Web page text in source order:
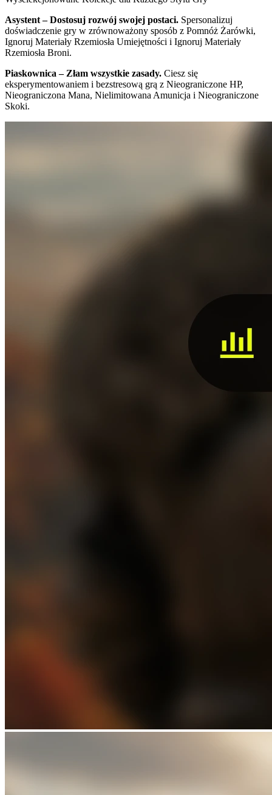
Asystent – Dostosuj rozwój swojej postaci. Spersonalizuj
doświadczenie gry w zrównoważony sposób z Pomnóż Żarówki,
Ignoruj Materiały Rzemiosła Umiejętności i Ignoruj Materiały
Rzemiosła Broni.
Piaskownica – Złam wszystkie zasady. Ciesz się
eksperymentowaniem i bezstresową grą z Nieograniczone HP,
Nieograniczona Mana, Nielimitowana Amunicja i Nieograniczone
Skoki.